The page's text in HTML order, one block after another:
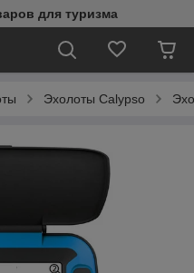
для туризма
Эхолоты Calypso